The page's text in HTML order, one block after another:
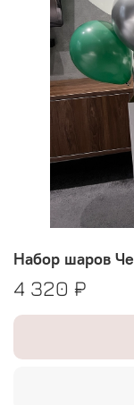
Набор шаров
4 320 ₽